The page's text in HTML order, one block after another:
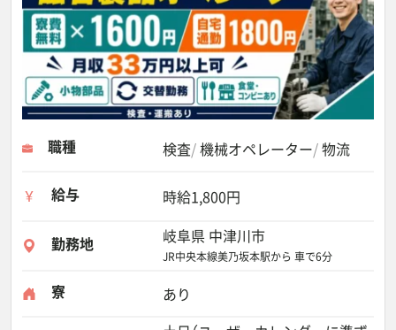
職種 検査 機械オペレーター 物流
給与 時給1,800円
勤務地 岐阜県 中津川市
JR中央本線美乃坂本駅から 車で6分
寮 あり